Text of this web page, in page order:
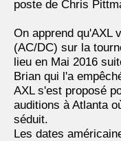
poste de Chris
On apprend qu'AXL
(AC/DC) sur la
lieu en Mai 2016
Brian qui l'a
AXL s'est proposé
auditions à Atlanta
séduit.
Les dates